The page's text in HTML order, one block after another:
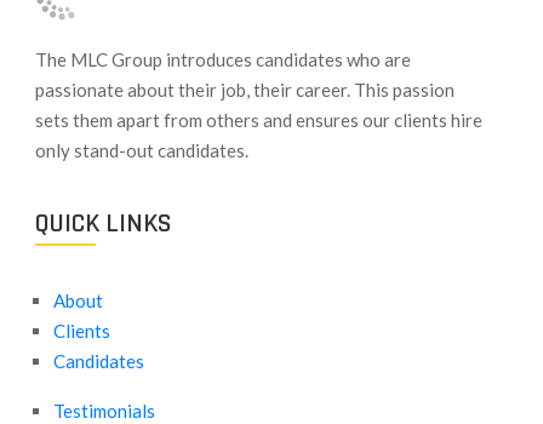
​The MLC Group introduces candidates who are
passionate about their job, their career. This passion
sets them apart from others and ensures our clients hire
only stand-out candidates.
QUICK LINKS
About
Clients
Candidates
Testimonials